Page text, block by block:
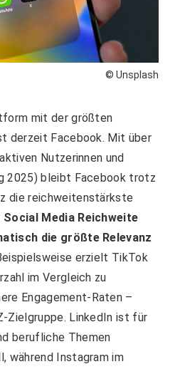
© Unsplash
mit der größten
derzeit Facebook. Mit über
Nutzerinnen und
2025) bleibt Facebook trotz
die reichweitenstärkste
Media Reichweite
die größte Relevanz
erzielt TikTok
im Vergleich zu
Engagement-Raten –
Zielgruppe. LinkedIn ist für
berufliche Themen
während Instagram im